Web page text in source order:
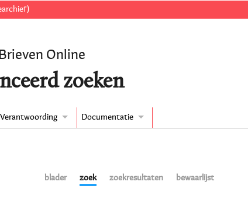
Online
zoeken
Verantwoording Documentatie
blader zoek zoekresultaten bewaarlijst